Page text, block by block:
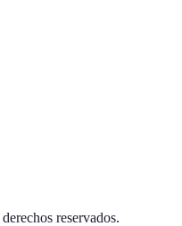
reservados.